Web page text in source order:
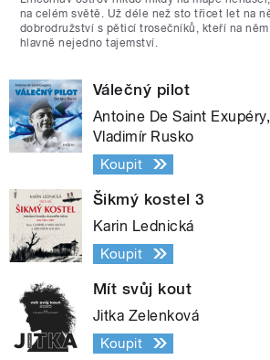
na celém světě. Už déle než sto třicet let na
dobrodružství s pěticí trosečníků, kteří na
hlavně nejedno tajemství.
Válečný pilot
Antoine De Saint
Vladimír Rusko
Koupit
Šikmý kostel 3
Karin Lednická
Koupit
Mít svůj kout
Jitka Zelenková
Koupit